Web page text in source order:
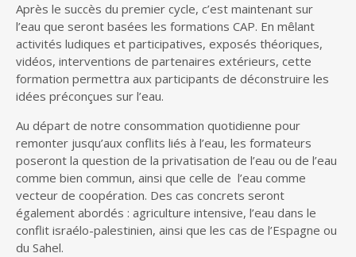
Après le succès du premier cycle, c’est maintenant sur
l’eau que seront basées les formations CAP. En mêlant
activités ludiques et participatives, exposés théoriques,
vidéos, interventions de partenaires extérieurs, cette
formation permettra aux participants de déconstruire les
idées préconçues sur l’eau.
Au départ de notre consommation quotidienne pour
remonter jusqu’aux conflits liés à l’eau, les formateurs
poseront la question de la privatisation de l’eau ou de l’eau
comme bien commun, ainsi que celle de l’eau comme
vecteur de coopération. Des cas concrets seront
également abordés : agriculture intensive, l’eau dans le
conflit israélo-palestinien, ainsi que les cas de l’Espagne ou
du Sahel.